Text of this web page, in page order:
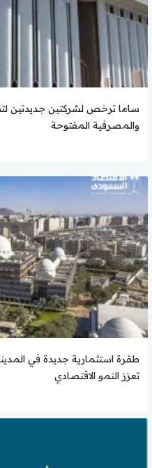
ساما ترخص لشركتين جديدتين
والمصرفية المفتوحة
طفرة استثمارية جديدة في
تعزز النمو الاقتصادي